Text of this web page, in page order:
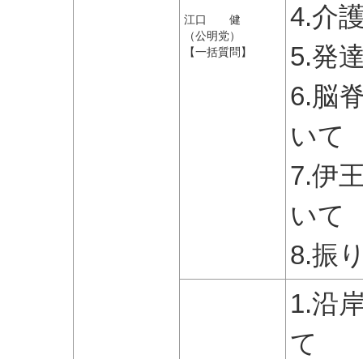
江口 健
（公明党）
【一括質問】
4.介
5.発
6.脳
いて
7.伊
いて
8.振
1.沿
て